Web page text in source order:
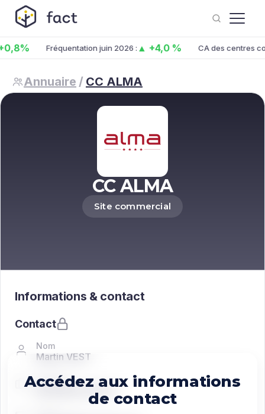
Fréquentation juin 2026 :▲ +4,0 % CA des centres co.
Annuaire / CC ALMA
CC ALMA
Site commercial
Informations & contact
Contact
Nom
Martin VEST
Fonction
Managing director
Accédez aux informations
de contact